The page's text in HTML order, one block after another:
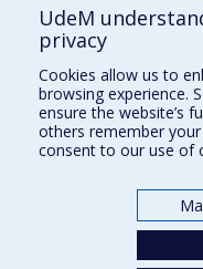
Téléchargez les logos de
UdeM
privacy
Cookies allow us to
browsing experience.
ensure the website’s
others remember
consent to our use of